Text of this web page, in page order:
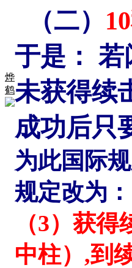
烨
鹤
（二）
于是：
未获得续
成功后只
为此国际
规定改为：
（3）获
中柱）,到